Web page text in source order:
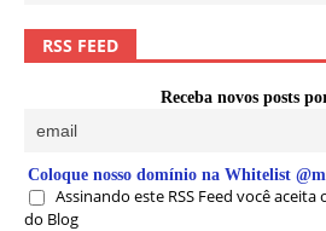
RSS FEED
Receba novos posts
Coloque nosso domínio na Whitelist
Assinando este RSS Feed você
do Blog